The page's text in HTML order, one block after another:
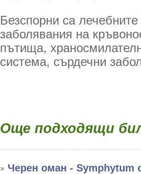
Безспорни са
заболявания на
пътища,
система, сърдечни
Още подходящи
Черен оман - Symphytum